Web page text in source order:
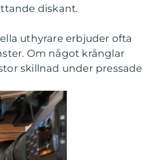
diskant.
uthyrare erbjuder ofta
Om något krånglar
skillnad under pressade